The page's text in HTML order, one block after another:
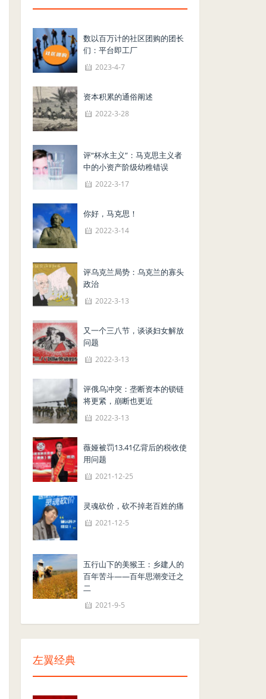
数以百万计的社区团购的团长
们：平台即工厂
2023-4-7
资本积累的通俗阐述
2022-3-28
评“杯水主义”：马克思主义者
中的小资产阶级幼稚错误
2022-3-17
你好，马克思！
2022-3-14
评乌克兰局势：乌克兰的寡头
政治
2022-3-13
又一个三八节，谈谈妇女解放
问题
2022-3-13
评俄乌冲突：垄断资本的锁链
将更紧，崩断也更近
2022-3-13
薇娅被罚13.41亿背后的税收使
用问题
2021-12-25
灵魂砍价，砍不掉老百姓的痛
2021-12-5
五行山下的美猴王：乡建人的
百年苦斗——百年思潮变迁之
二
2021-9-5
左翼经典